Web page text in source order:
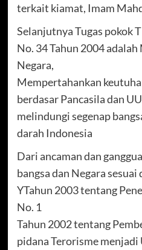
terkait kiamat, Imam
Selanjutnya Tugas pokok
No. 34 Tahun 2004
Negara,
Mempertahankan
berdasar Pancasila dan
melindungi segenap
darah Indonesia
Dari ancaman dan
bangsa dan Negara sesuai
YTahun 2003 tentang
No. 1
Tahun 2002 tentang
pidana Terorisme menjadi